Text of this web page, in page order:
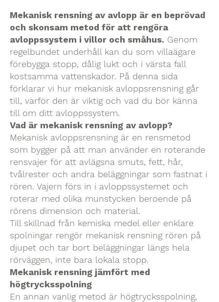
Mekanisk rensning av avlopp är en beprövad
och skonsam metod för att rengöra
avloppssystem i villor och småhus. Genom
regelbundet underhåll kan du som villaägare
förebygga stopp, dålig lukt och i värsta fall
kostsamma vattenskador. På denna sida
förklarar vi hur mekanisk avloppsrensning går
till, varför den är viktig och vad du bör känna
till om ditt avloppssystem.
Vad är mekanisk rensning av avlopp?
Mekanisk avloppsrensning är en rensmetod
som bygger på att man använder en roterande
rensvajer för att avlägsna smuts, fett, hår,
tvålrester och andra beläggningar som fastnat i
rören. Vajern förs in i avloppssystemet och
roterar med olika munstycken beroende på
rörens dimension och material.
Till skillnad från kemiska medel eller enklare
spolningar rengör mekanisk rensning rören på
djupet och tar bort beläggningar längs hela
rörväggen, inte bara lokala stopp.
Mekanisk rensning jämfört med
högtrycksspolning
En annan vanlig metod är högtrycksspolning,